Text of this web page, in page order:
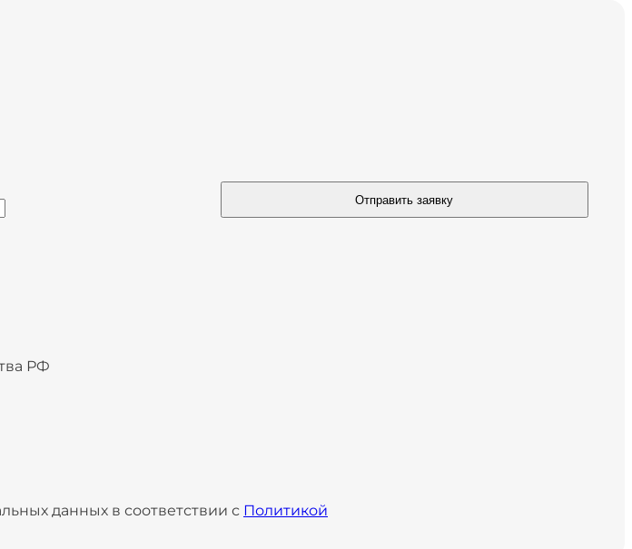
РФ
данных в соответствии с Политикой
Отправить заявку